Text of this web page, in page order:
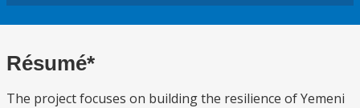
Résumé*
The project focuses on building the resilience of Yemeni